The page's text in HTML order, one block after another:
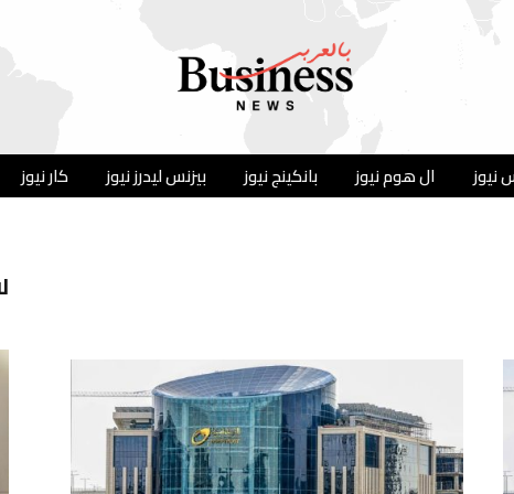
نيوز ال هوم نيوز بانكينج نيوز بيزنس ليدرز نيوز كار نيوز